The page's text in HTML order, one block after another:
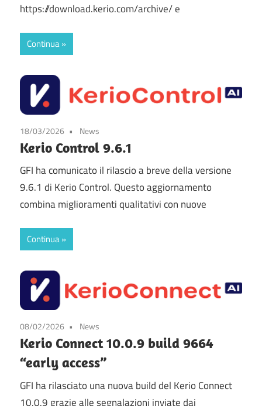
https://download.kerio.com/archive/ e
Continua
18/03/2026 News
Kerio Control 9.6.1
GFI ha comunicato il rilascio a breve della versione
9.6.1 di Kerio Control. Questo aggiornamento
combina miglioramenti qualitativi con nuove
Continua
08/02/2026 News
Kerio Connect 10.0.9 build 9664
“early access”
GFI ha rilasciato una nuova build del Kerio Connect
10.0.9 grazie alle segnalazioni inviate dai